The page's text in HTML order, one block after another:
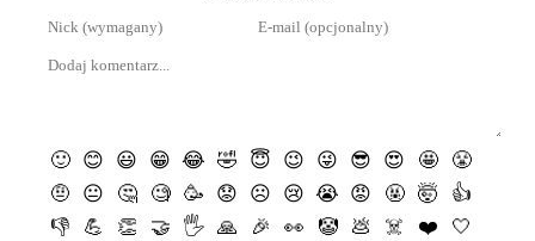
🙂 😊 😃 😁 😂 🤣 😇 😉 😜 😎 😍 🤩
😤
🤨
😐 🤔 🧐 🥳 😟 ☹️ 😢 😭 😡 🤬 🤯
👍
👎
💪 👏 🤝 🖐 🙏 🎉 👀 🤡 💩 ☠️ ❤️
🤍